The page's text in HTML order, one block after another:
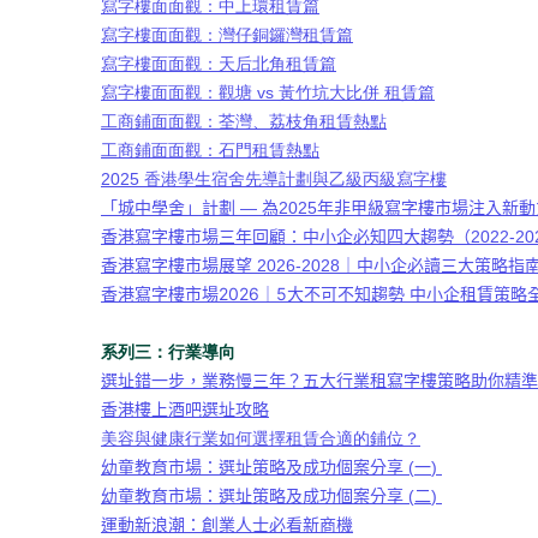
寫字樓面面觀：中上環租賃篇
寫字樓面面觀：灣仔銅鑼灣租賃篇
寫字樓面面觀：天后北角租賃篇
寫字樓面面觀：觀塘 vs 黃竹坑大比併 租賃篇
工商鋪面面觀：荃灣、荔枝角租賃熱點
工商鋪面面觀：石門租賃熱點
2025 香港學生宿舍先導計劃與乙級丙級寫字樓
「城中學舍」計劃 — 為2025年非甲級寫字樓市場注入新動
香港寫字樓市場三年回顧：中小企必知四大趨勢（2022-
香港寫字樓市場展望 2026-2028 ｜中小企必讀三大策略指
香港寫字樓市場2026 5大不可不知趨勢 中小企租賃策略
系列三：行業導向
選址錯一步，業務慢三年？五大行業租寫字樓策略助你精
香港樓上酒吧選址攻略
美容與健康行業如何選擇租賃合適的鋪位？
幼童教育市場：選址策略及成功個案分享 (一)
幼童教育市場：選址策略及成功個案分享 (二)
運動新浪潮：創業人士必看新商機